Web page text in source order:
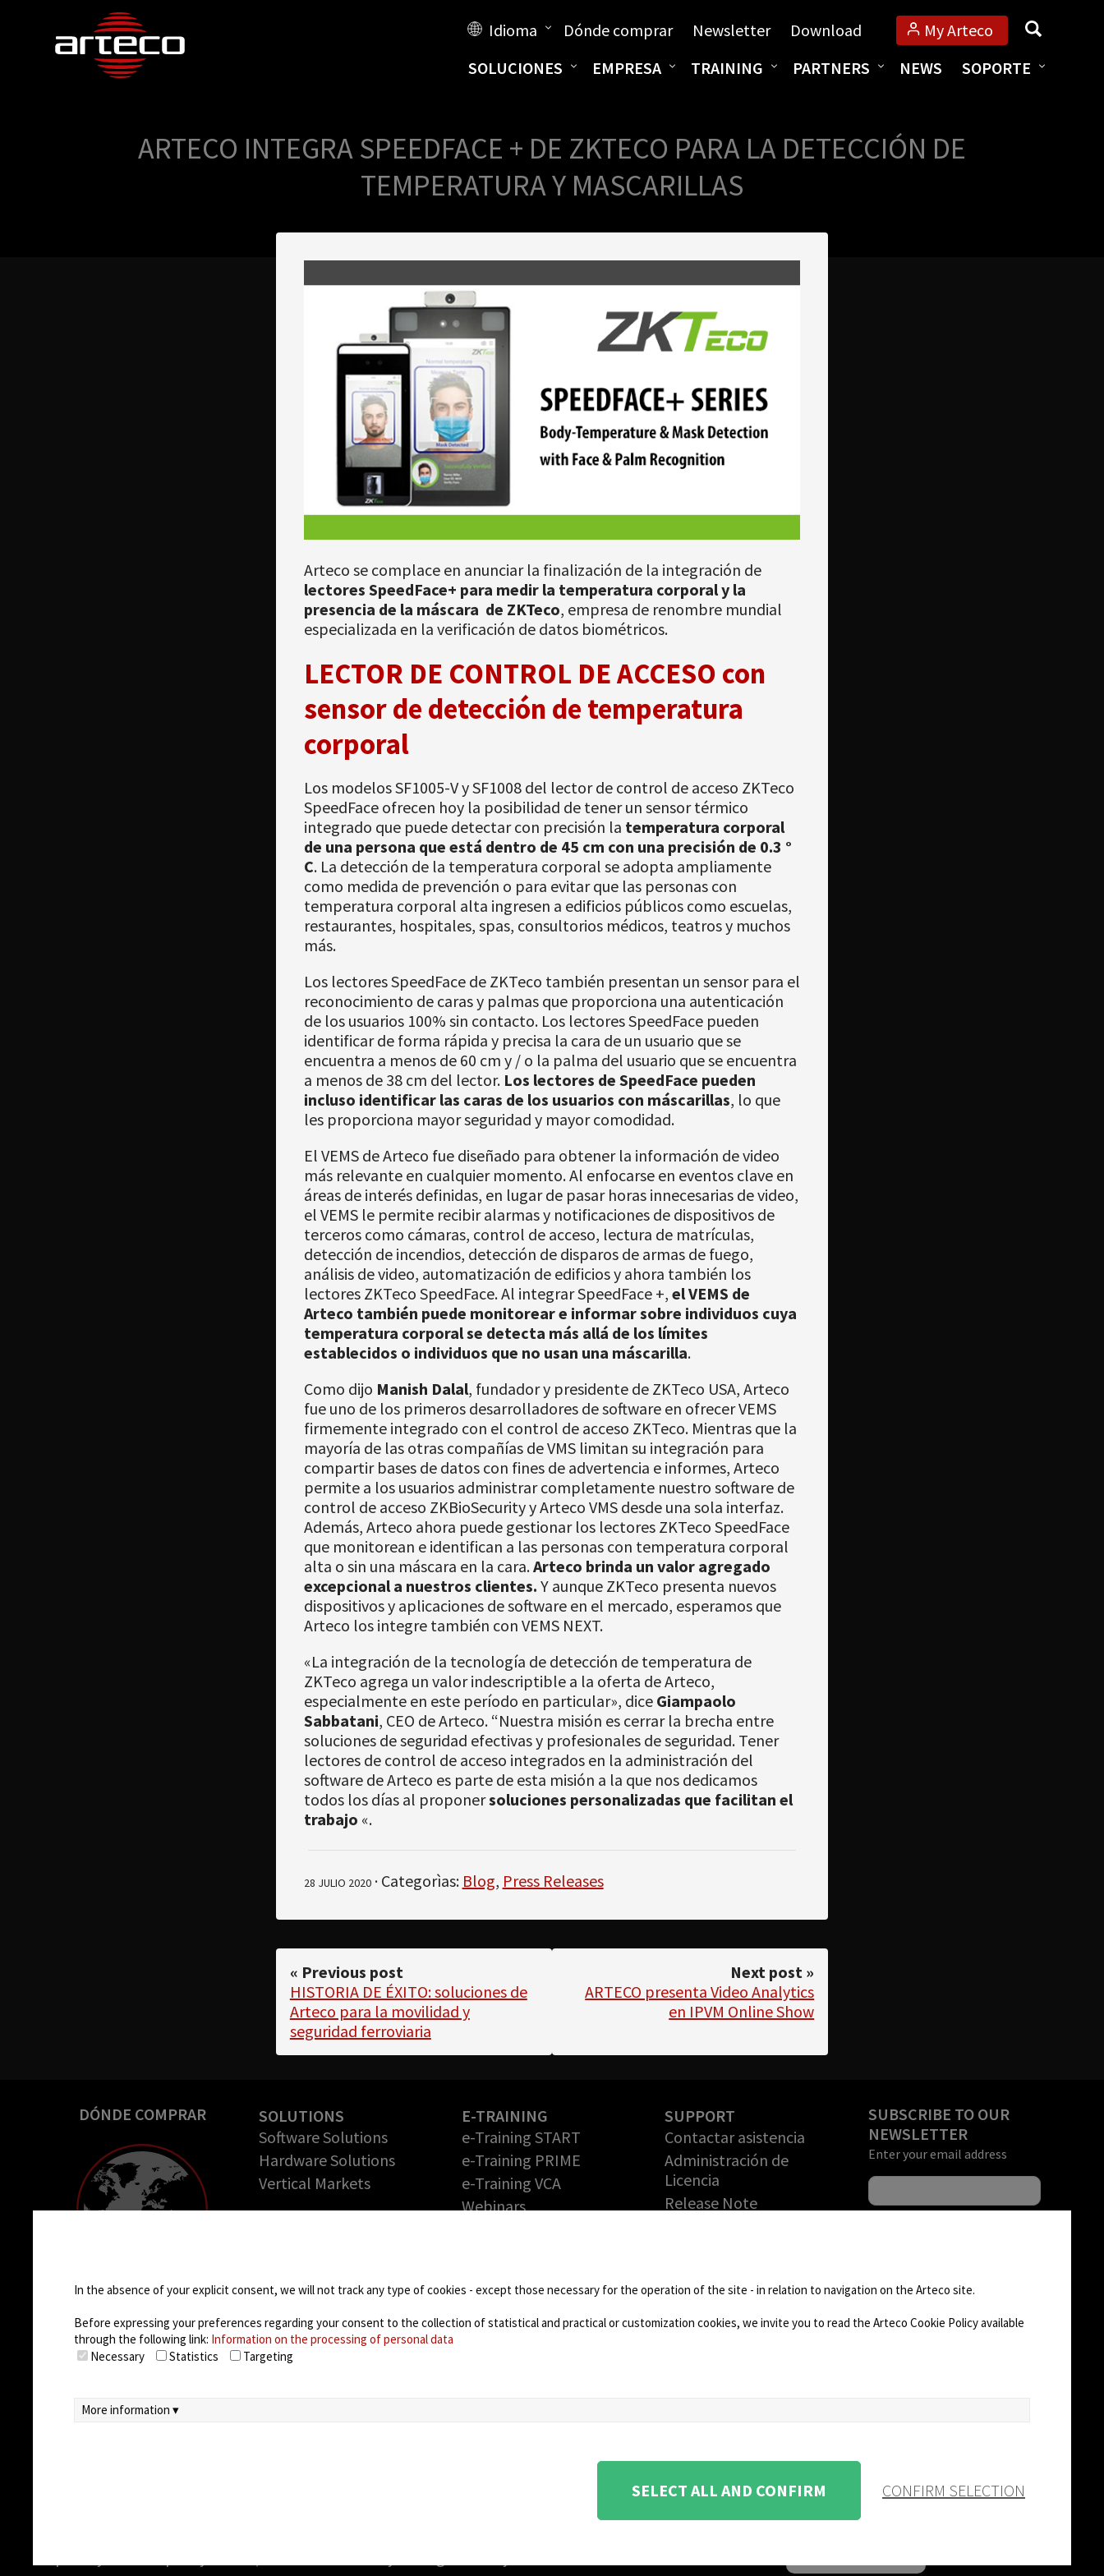
My Arteco
Dónde comprar Newsletter Download
Idioma Búsqueda
SOLUCIONES EMPRESA TRAINING PARTNERS NEWS SOPORTE
ARTECO INTEGRA SPEEDFACE + DE ZKTECO PARA LA DETECCIÓN DE
TEMPERATURA Y MASCARILLAS
Arteco se complace en anunciar la finalización de la integración de
lectores SpeedFace+ para medir la temperatura corporal y la
presencia de la máscara de ZKTeco, empresa de renombre mundial
especializada en la verificación de datos biométricos.
LECTOR DE CONTROL DE ACCESO con
sensor de detección de temperatura
corporal
Los modelos SF1005-V y SF1008 del lector de control de acceso ZKTeco
SpeedFace ofrecen hoy la posibilidad de tener un sensor térmico
integrado que puede detectar con precisión la temperatura corporal
de una persona que está dentro de 45 cm con una precisión de 0.3 °
C. La detección de la temperatura corporal se adopta ampliamente
como medida de prevención o para evitar que las personas con
temperatura corporal alta ingresen a edificios públicos como escuelas,
restaurantes, hospitales, spas, consultorios médicos, teatros y muchos
más.
Los lectores SpeedFace de ZKTeco también presentan un sensor para el
reconocimiento de caras y palmas que proporciona una autenticación
de los usuarios 100% sin contacto. Los lectores SpeedFace pueden
identificar de forma rápida y precisa la cara de un usuario que se
encuentra a menos de 60 cm y / o la palma del usuario que se encuentra
a menos de 38 cm del lector. Los lectores de SpeedFace pueden
incluso identificar las caras de los usuarios con máscarillas, lo que
les proporciona mayor seguridad y mayor comodidad.
El VEMS de Arteco fue diseñado para obtener la información de video
más relevante en cualquier momento. Al enfocarse en eventos clave en
áreas de interés definidas, en lugar de pasar horas innecesarias de video,
el VEMS le permite recibir alarmas y notificaciones de dispositivos de
terceros como cámaras, control de acceso, lectura de matrículas,
detección de incendios, detección de disparos de armas de fuego,
análisis de video, automatización de edificios y ahora también los
lectores ZKTeco SpeedFace. Al integrar SpeedFace +, el VEMS de
Arteco también puede monitorear e informar sobre individuos cuya
temperatura corporal se detecta más allá de los límites
establecidos o individuos que no usan una máscarilla.
Como dijo Manish Dalal, fundador y presidente de ZKTeco USA, Arteco
fue uno de los primeros desarrolladores de software en ofrecer VEMS
firmemente integrado con el control de acceso ZKTeco. Mientras que la
mayoría de las otras compañías de VMS limitan su integración para
compartir bases de datos con fines de advertencia e informes, Arteco
permite a los usuarios administrar completamente nuestro software de
control de acceso ZKBioSecurity y Arteco VMS desde una sola interfaz.
Además, Arteco ahora puede gestionar los lectores ZKTeco SpeedFace
que monitorean e identifican a las personas con temperatura corporal
alta o sin una máscara en la cara.Arteco brinda un valor agregado
excepcional a nuestros clientes. Y aunque ZKTeco presenta nuevos
dispositivos y aplicaciones de software en el mercado, esperamos que
Arteco los integre también con VEMS NEXT.
«La integración de la tecnología de detección de temperatura de
ZKTeco agrega un valor indescriptible a la oferta de Arteco,
especialmente en este período en particular», dice Giampaolo
Sabbatani, CEO de Arteco. “Nuestra misión es cerrar la brecha entre
soluciones de seguridad efectivas y profesionales de seguridad. Tener
lectores de control de acceso integrados en la administración del
software de Arteco es parte de esta misión a la que nos dedicamos
todos los días al proponersoluciones personalizadas que facilitan el
trabajo «.
28 JULIO 2020· Categorìas: Blog, Press Releases
« Previous post
HISTORIA DE ÉXITO: ​​soluciones de
Arteco para la movilidad y
seguridad ferroviaria
Next post »
ARTECO presenta Video Analytics
en IPVM Online Show
DÓNDE COMPRAR
SOLUTIONS
Software Solutions
Hardware Solutions
Vertical Markets
COMPANY
Oportunidades de
trabajo
E-TRAINING
e-Training START
e-Training PRIME
e-Training VCA
Webinars
Partner Program: haga
crecer su negocio con
nosotros
SUPPORT
Contactar asistencia
Administración de
Licencia
Release Note
Devolución de
SUBSCRIBE TO OUR
NEWSLETTER
Enter your email address
Partita IVA: 02814270399 - Sede Legale: Via Pana 180, 48018 Faenza (RA) Italy - REA: RA - 261533 -
In the absence of your explicit consent, we will not track any type of cookies - except those necessary for the operation of the site - in relation to navigation on the Arteco site.
Before expressing your preferences regarding your consent to the collection of statistical and practical or customization cookies, we invite you to read the Arteco Cookie Policy available
through the following link: Information on the processing of personal data
Necessary
Statistics Targeting
More information ▾
SELECT ALL AND CONFIRM CONFIRM SELECTION